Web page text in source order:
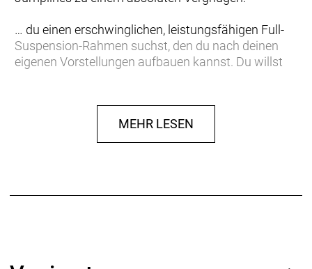
… du einen erschwinglichen, leistungsfähigen Full-
Suspension-Rahmen suchst, den du nach deinen
eigenen Vorstellungen aufbauen kannst. Du willst
problemlos klarkommt.
Einen leichten Aluminiumrahmen mit interner
MEHR LESEN